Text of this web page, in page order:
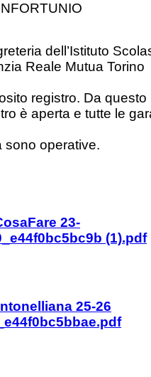
dell’Istituto
Reale Mutua Torino
registro. Da questo
è aperta e tutte le
sono operative.
23-
(1).pdf
25-26